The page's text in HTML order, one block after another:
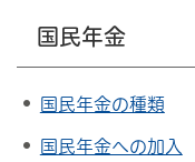
国民年金
国民年金の種類
国民年金への加入